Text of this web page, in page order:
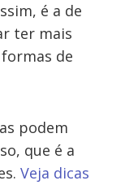
é a de
ter mais
de
podem
que é a
Veja dicas